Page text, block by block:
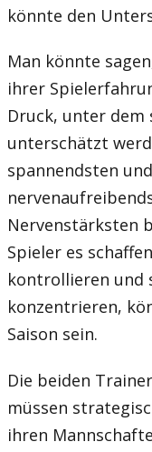
könnte den
Man könnte
ihrer
Druck, unter
unterschätzt
spannendsten
Nervenstärksten
Spieler es
kontrollieren und
konzentrieren,
Saison sein.
Die beiden
müssen
ihren